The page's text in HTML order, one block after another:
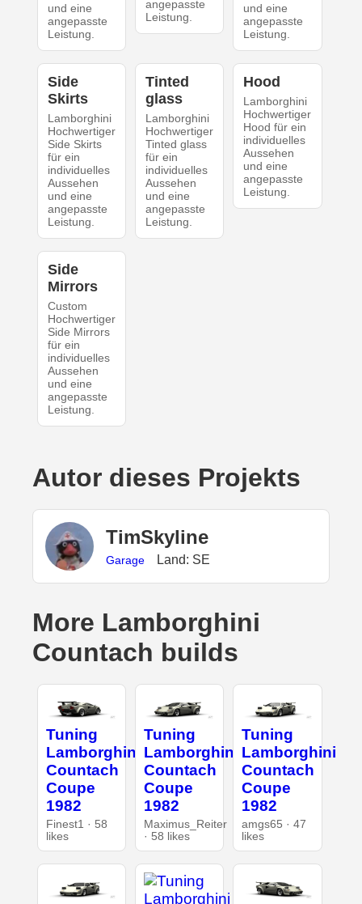
und eine
angepasste
Leistung.
angepasste
Leistung.
und eine
angepasste
Leistung.
Side
Skirts
Lamborghini
Hochwertiger
Side Skirts
für ein
individuelles
Aussehen
und eine
angepasste
Leistung.
Tinted
glass
Lamborghini
Hochwertiger
Tinted glass
für ein
individuelles
Aussehen
und eine
angepasste
Leistung.
Hood
Lamborghini
Hochwertiger
Hood für ein
individuelles
Aussehen
und eine
angepasste
Leistung.
Side
Mirrors
Custom
Hochwertiger
Side Mirrors
für ein
individuelles
Aussehen
und eine
angepasste
Leistung.
Autor dieses Projekts
TimSkyline
Garage Land: SE
More Lamborghini
Countach builds
Tuning
Lamborghini
Countach
Coupe
1982
Finest1 · 58
likes
Tuning
Lamborghini
Countach
Coupe
1982
Maximus_Reiter
· 58 likes
Tuning
Lamborghini
Countach
Coupe
1982
amgs65 · 47
likes